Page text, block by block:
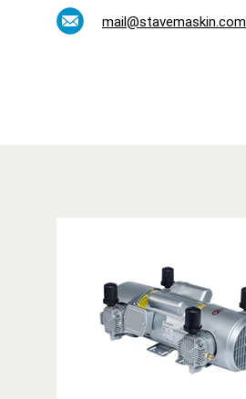
mail@stavemaskin.com